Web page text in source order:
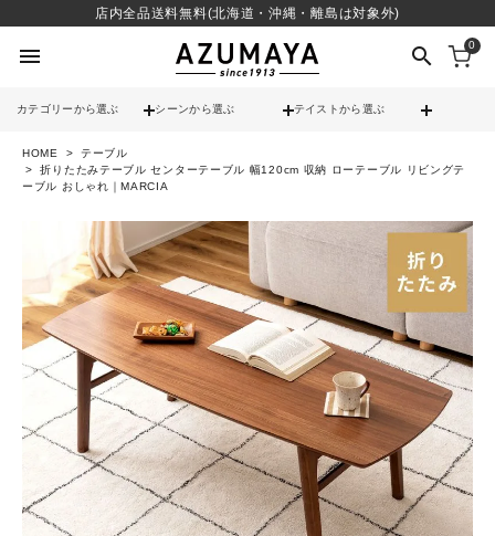
店内全品送料無料(北海道・沖縄・離島は対象外)
menu search 0
カテゴリーから選ぶ シーンから選ぶ テイストから選ぶ
check 送料無料
12時までのご注文で当日出荷
※営業日(平日)に限る
search
contact_supportよくある質問
052-241-3103
schedule
HOME
テーブル
折りたたみテーブル センターテーブル 幅120cm 収納 ローテーブル リビングテ
ーブル おしゃれ｜MARCIA